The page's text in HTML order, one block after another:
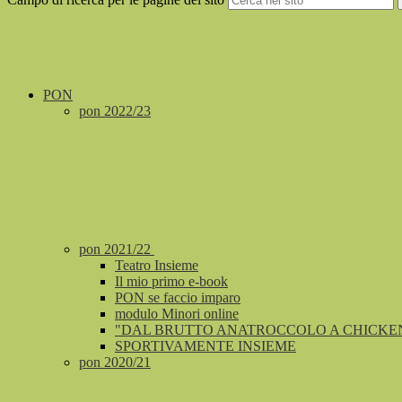
PON
pon 2022/23
pon 2021/22
Teatro Insieme
Il mio primo e-book
PON se faccio imparo
modulo Minori online
"DAL BRUTTO ANATROCCOLO A
SPORTIVAMENTE INSIEME
pon 2020/21